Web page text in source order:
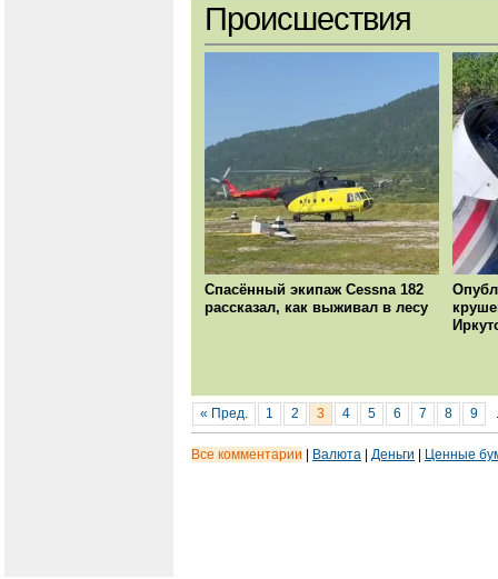
Происшествия
Спасённый экипаж Cessna 182
рассказал, как выживал в лесу
« Пред. 1 2 3 4 5 6 7 8 9
Все комментарии Валюта Деньги Ценные